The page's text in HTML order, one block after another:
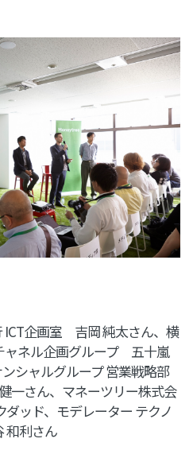
ICT企画室 吉岡 純太さん、横
ャネル企画グループ 五十嵐
シャルグループ 営業戦略部
一さん、マネーツリー株式会
ッド、モデレーター テクノ
和利さん